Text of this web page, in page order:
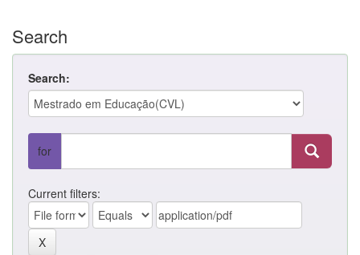
Search
Search:
for
Current filters: